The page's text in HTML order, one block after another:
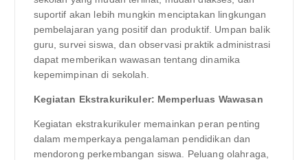
suportif akan lebih mungkin menciptakan lingkungan
pembelajaran yang positif dan produktif. Umpan balik
guru, survei siswa, dan observasi praktik administrasi
dapat memberikan wawasan tentang dinamika
kepemimpinan di sekolah.
Kegiatan Ekstrakurikuler: Memperluas Wawasan
Kegiatan ekstrakurikuler memainkan peran penting
dalam memperkaya pengalaman pendidikan dan
mendorong perkembangan siswa. Peluang olahraga,